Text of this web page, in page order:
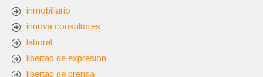
inmobiliario
innova consultores
laboral
libertad de expresion
libertad de prensa